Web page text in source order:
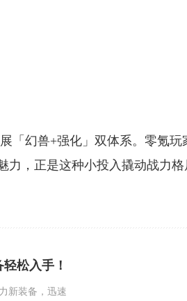
「幻兽+强化」双体系。零氪玩
力，正是这种小投入撬动战力格
松入手！
新装备，迅速